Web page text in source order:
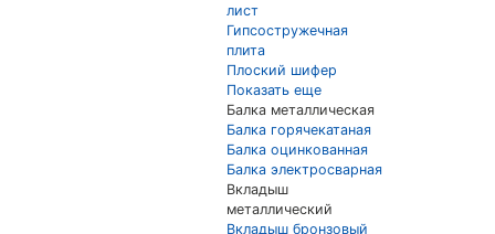
лист
Гипсостружечная
плита
Плоский шифер
Показать еще
Балка металлическая
Балка горячекатаная
Балка оцинкованная
Балка электросварная
Вкладыш
металлический
Вкладыш бронзовый